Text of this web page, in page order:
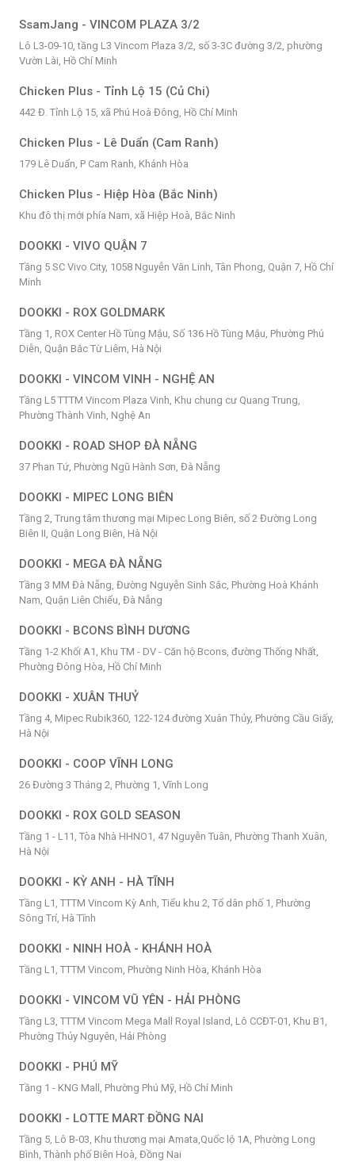
SsamJang - VINCOM PLAZA 3/2
Lô L3-09-10, tầng L3 Vincom Plaza 3/2, số 3-3C đường 3/2, phường
Vườn Lài, Hồ Chí Minh
Chicken Plus - Tỉnh Lộ 15 (Củ Chi)
442 Đ. Tỉnh Lộ 15, xã Phú Hoà Đông, Hồ Chí Minh
Chicken Plus - Lê Duẩn (Cam Ranh)
179 Lê Duẩn, P Cam Ranh, Khánh Hòa
Chicken Plus - Hiệp Hòa (Bắc Ninh)
Khu đô thị mới phía Nam, xã Hiệp Hoà, Bắc Ninh
DOOKKI - VIVO QUẬN 7
Tầng 5 SC Vivo City, 1058 Nguyễn Văn Linh, Tân Phong, Quận 7, Hồ Chí
Minh
DOOKKI - ROX GOLDMARK
Tầng 1, ROX Center Hồ Tùng Mậu, Số 136 Hồ Tùng Mậu, Phường Phú
Diễn, Quận Bắc Từ Liêm, Hà Nội
DOOKKI - VINCOM VINH - NGHỆ AN
Tầng L5 TTTM Vincom Plaza Vinh, Khu chung cư Quang Trung,
Phường Thành Vinh, Nghệ An
DOOKKI - ROAD SHOP ĐÀ NẴNG
37 Phan Tứ, Phường Ngũ Hành Sơn, Đà Nẵng
DOOKKI - MIPEC LONG BIÊN
Tầng 2, Trung tâm thương mại Mipec Long Biên, số 2 Đường Long
Biên II, Quận Long Biên, Hà Nội
DOOKKI - MEGA ĐÀ NẴNG
Tầng 3 MM Đà Nẵng, Đường Nguyễn Sinh Sắc, Phường Hoà Khánh
Nam, Quận Liên Chiểu, Đà Nẵng
DOOKKI - BCONS BÌNH DƯƠNG
Tầng 1-2 Khối A1, Khu TM - DV - Căn hộ Bcons, đường Thống Nhất,
Phường Đông Hòa, Hồ Chí Minh
DOOKKI - XUÂN THUỶ
Tầng 4, Mipec Rubik360, 122-124 đường Xuân Thủy, Phường Cầu Giấy,
Hà Nội
DOOKKI - COOP VĨNH LONG
26 Đường 3 Tháng 2, Phường 1, Vĩnh Long
DOOKKI - ROX GOLD SEASON
Tầng 1 - L11, Tòa Nhà HHNO1, 47 Nguyễn Tuân, Phường Thanh Xuân,
Hà Nội
DOOKKI - KỲ ANH - HÀ TĨNH
Tầng L1, TTTM Vincom Kỳ Anh, Tiểu khu 2, Tổ dân phố 1, Phường
Sông Trí, Hà Tĩnh
DOOKKI - NINH HOÀ - KHÁNH HOÀ
Tầng L1, TTTM Vincom, Phường Ninh Hòa, Khánh Hòa
DOOKKI - VINCOM VŨ YÊN - HẢI PHÒNG
Tầng L3, TTTM Vincom Mega Mall Royal Island, Lô CCĐT-01, Khu B1,
Phường Thủy Nguyên, Hải Phòng
DOOKKI - PHÚ MỸ
Tầng 1 - KNG Mall, Phường Phú Mỹ, Hồ Chí Minh
DOOKKI - LOTTE MART ĐỒNG NAI
Tầng 5, Lô B-03, Khu thương mại Amata,Quốc lộ 1A, Phường Long
Bình, Thành phố Biên Hoà, Đồng Nai